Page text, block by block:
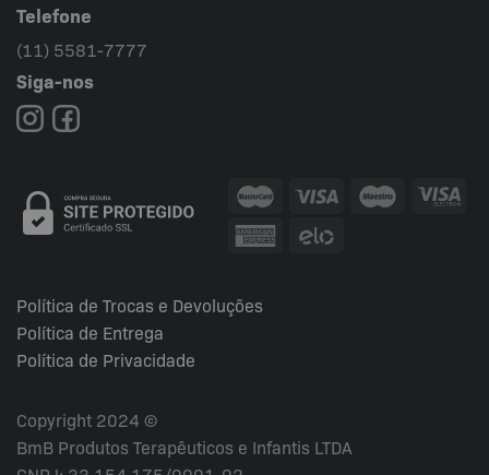
Telefone
(11) 5581-7777
Siga-nos
Política de Trocas e Devoluções
Política de Entrega
Política de Privacidade
Copyright 2024 ©
BmB Produtos Terapêuticos e Infantis LTDA